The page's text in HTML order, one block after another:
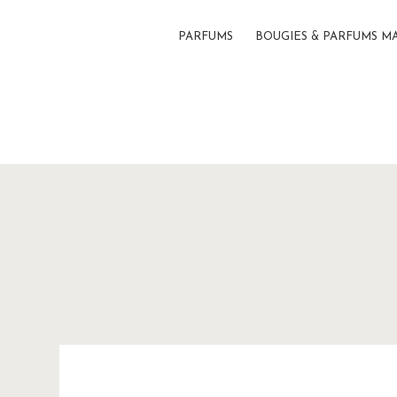
PARFUMS BOUGIES & PARFUMS